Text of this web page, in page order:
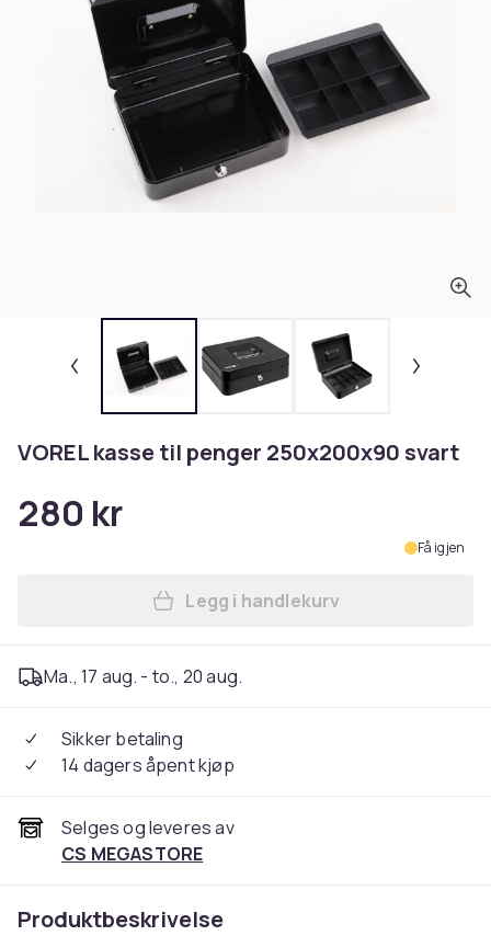
VOREL kasse til penger 250x200x90 svart
280 kr
Få igjen
Legg VOREL kasse til
Legg i handlekurv
Ma., 17 aug. - to., 20 aug.
Sikker betaling
14 dagers åpent kjøp
Selges og leveres av
CS MEGASTORE
Produktbeskrivelse